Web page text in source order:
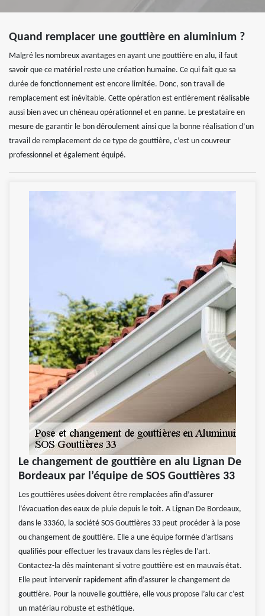
Quand remplacer une gouttière en aluminium ?
Malgré les nombreux avantages en ayant une gouttière en alu, il faut
savoir que ce matériel reste une création humaine. Ce qui fait que sa
durée de fonctionnement est encore limitée. Donc, son travail de
remplacement est inévitable. Cette opération est entièrement réalisable
aussi bien avec un chéneau opérationnel et en panne. Le prestataire en
mesure de garantir le bon déroulement ainsi que la bonne réalisation d’un
travail de remplacement de ce type de gouttière, c’est un couvreur
professionnel et également équipé.
Le changement de gouttière en alu Lignan De
Bordeaux par l’équipe de SOS Gouttières 33
Les gouttières usées doivent être remplacées afin d’assurer
l’évacuation des eaux de pluie depuis le toit. A Lignan De Bordeaux,
dans le 33360, la société SOS Gouttières 33 peut procéder à la pose
ou changement de gouttière. Elle a une équipe formée d’artisans
qualifiés pour effectuer les travaux dans les règles de l’art.
Contactez-la dès maintenant si votre gouttière est en mauvais état.
Elle peut intervenir rapidement afin d’assurer le changement de
gouttière. Pour la nouvelle gouttière, elle vous propose l’alu car c’est
un matériau robuste et esthétique.